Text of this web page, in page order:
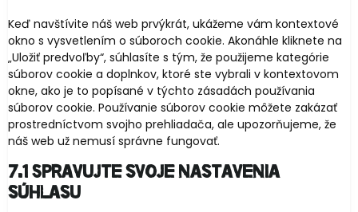
Keď navštívite náš web prvýkrát, ukážeme vám kontextové
okno s vysvetlením o súboroch cookie. Akonáhle kliknete na
„Uložiť predvoľby“, súhlasíte s tým, že použijeme kategórie
súborov cookie a doplnkov, ktoré ste vybrali v kontextovom
okne, ako je to popísané v týchto zásadách používania
súborov cookie. Používanie súborov cookie môžete zakázať
prostredníctvom svojho prehliadača, ale upozorňujeme, že
náš web už nemusí správne fungovať.
7.1 Spravujte svoje nastavenia
súhlasu